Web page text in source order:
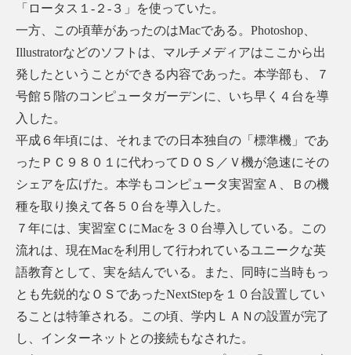
「ロータス１-２-３」を使っていた。
一方、この頃華があったのはMacである。Photoshop、
Illustratorなどのソフトは、マルチメディアはここから出
発したということができる内容であった。本学部も、７
号館５階のコンピュータガーデンに、いち早く４台を導
入した。
平成６年頃には、それまでの日本独自の「標準機」であ
ったＰＣ９８０１に代わってＤＯＳ／Ｖ機が急速にその
シェアを広げた。本学もコンピュータ実習室Ａ、Ｂの機
種を取り換えて各５０台を導入した。
７年には、実習室ＣにMacを３０台導入している。この
流れは、現在Macを利用して行われているユニークな英
語教育として、実を結んでいる。また、同時に当時もっ
とも先鋭的なＯＳであったNextStepを１０台設置してい
ることは特筆される。この頃、学内ＬＡＮの設置が完了
し、インターネットとの接続もなされた。